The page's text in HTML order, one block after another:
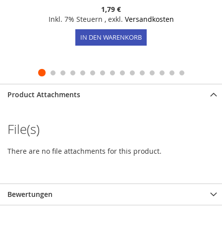
1,79 €
Inkl. 7% Steuern , exkl. Versandkosten
IN DEN WARENKORB
Product Attachments
File(s)
There are no file attachments for this product.
Bewertungen